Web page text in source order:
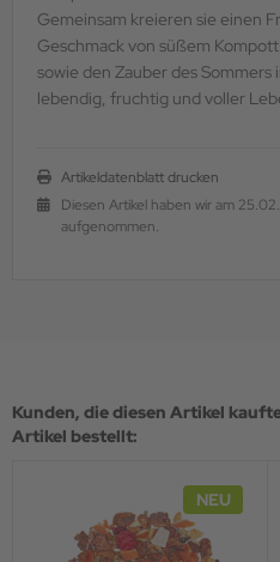
Gemeinsam kreieren sie einen
Geschmack von süßem
sowie den Zauber des Sommers
lebendig, fruchtig und voller
Artikeldatenblatt drucken
Diesen Artikel haben wir am
aufgenommen.
Kunden, die diesen Artikel
Artikel bestellt:
NEU